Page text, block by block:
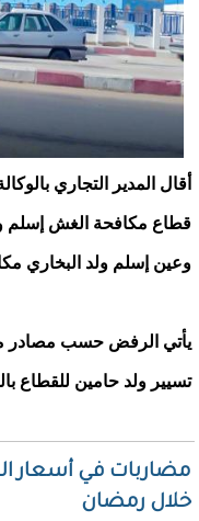
قطاع مكافحة الغش إسلم
وعين إسلم ولد البخاري
يأتي الرفض حسب مصادر
تسيير ولد حامين للقطاع
مضاربات في أسعار
خلال رمضان